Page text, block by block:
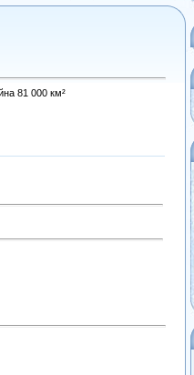
81 000 км²